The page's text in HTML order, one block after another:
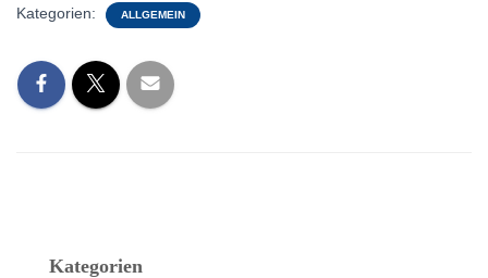
Kategorien: ALLGEMEIN
Kategorien